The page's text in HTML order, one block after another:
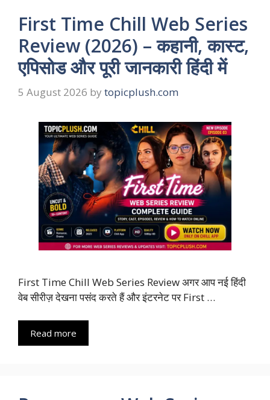
First Time Chill Web Series
Review (2026) – कहानी, कास्ट,
एपिसोड और पूरी जानकारी हिंदी में
5 August 2026 by topicplush.com
First Time Chill Web Series Review अगर आप नई हिंदी
वेब सीरीज़ देखना पसंद करते हैं और इंटरनेट पर First …
Read more